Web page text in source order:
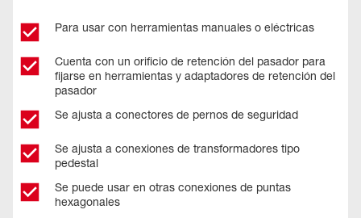
Para usar con herramientas manuales o eléctricas
Cuenta con un orificio de retención del pasador para
fijarse en herramientas y adaptadores de retención del
pasador
Se ajusta a conectores de pernos de seguridad
Se ajusta a conexiones de transformadores tipo
pedestal
Se puede usar en otras conexiones de puntas
hexagonales